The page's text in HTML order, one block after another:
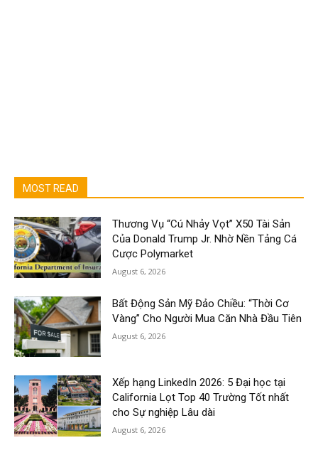
MOST READ
Thương Vụ “Cú Nhảy Vọt” X50 Tài Sản
Của Donald Trump Jr. Nhờ Nền Tảng Cá
Cược Polymarket
August 6, 2026
Bất Động Sản Mỹ Đảo Chiều: “Thời Cơ
Vàng” Cho Người Mua Căn Nhà Đầu Tiên
August 6, 2026
Xếp hạng LinkedIn 2026: 5 Đại học tại
California Lọt Top 40 Trường Tốt nhất
cho Sự nghiệp Lâu dài
August 6, 2026